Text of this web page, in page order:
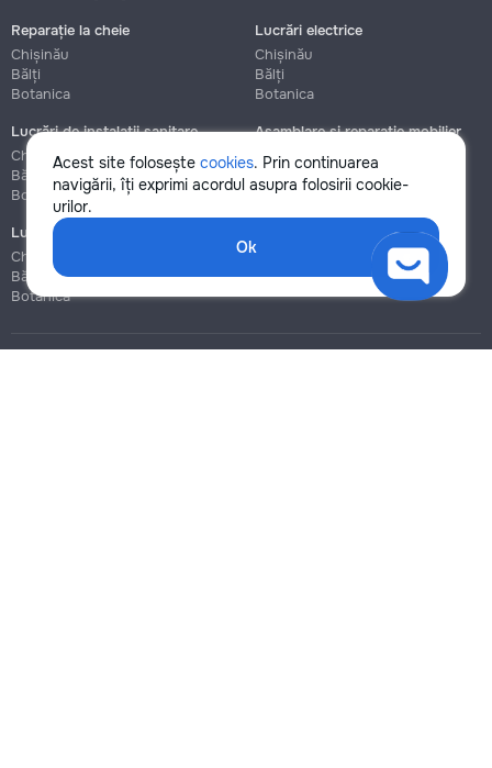
Acest site folosește cookies. Prin continuarea
navigării, îți exprimi acordul asupra folosirii cookie-
urilor.
Ok
Reparație la cheie
Chișinău
Bălți
Botanica
Lucrări electrice
Chișinău
Bălți
Botanica
Lucrări de instalații sanitare
Chișinău
Bălți
Botanica
Asamblare și reparație mobilier
Chișinău
Botanica
Lucrări de construcție și instalare
Chișinău
Bălți
Botanica